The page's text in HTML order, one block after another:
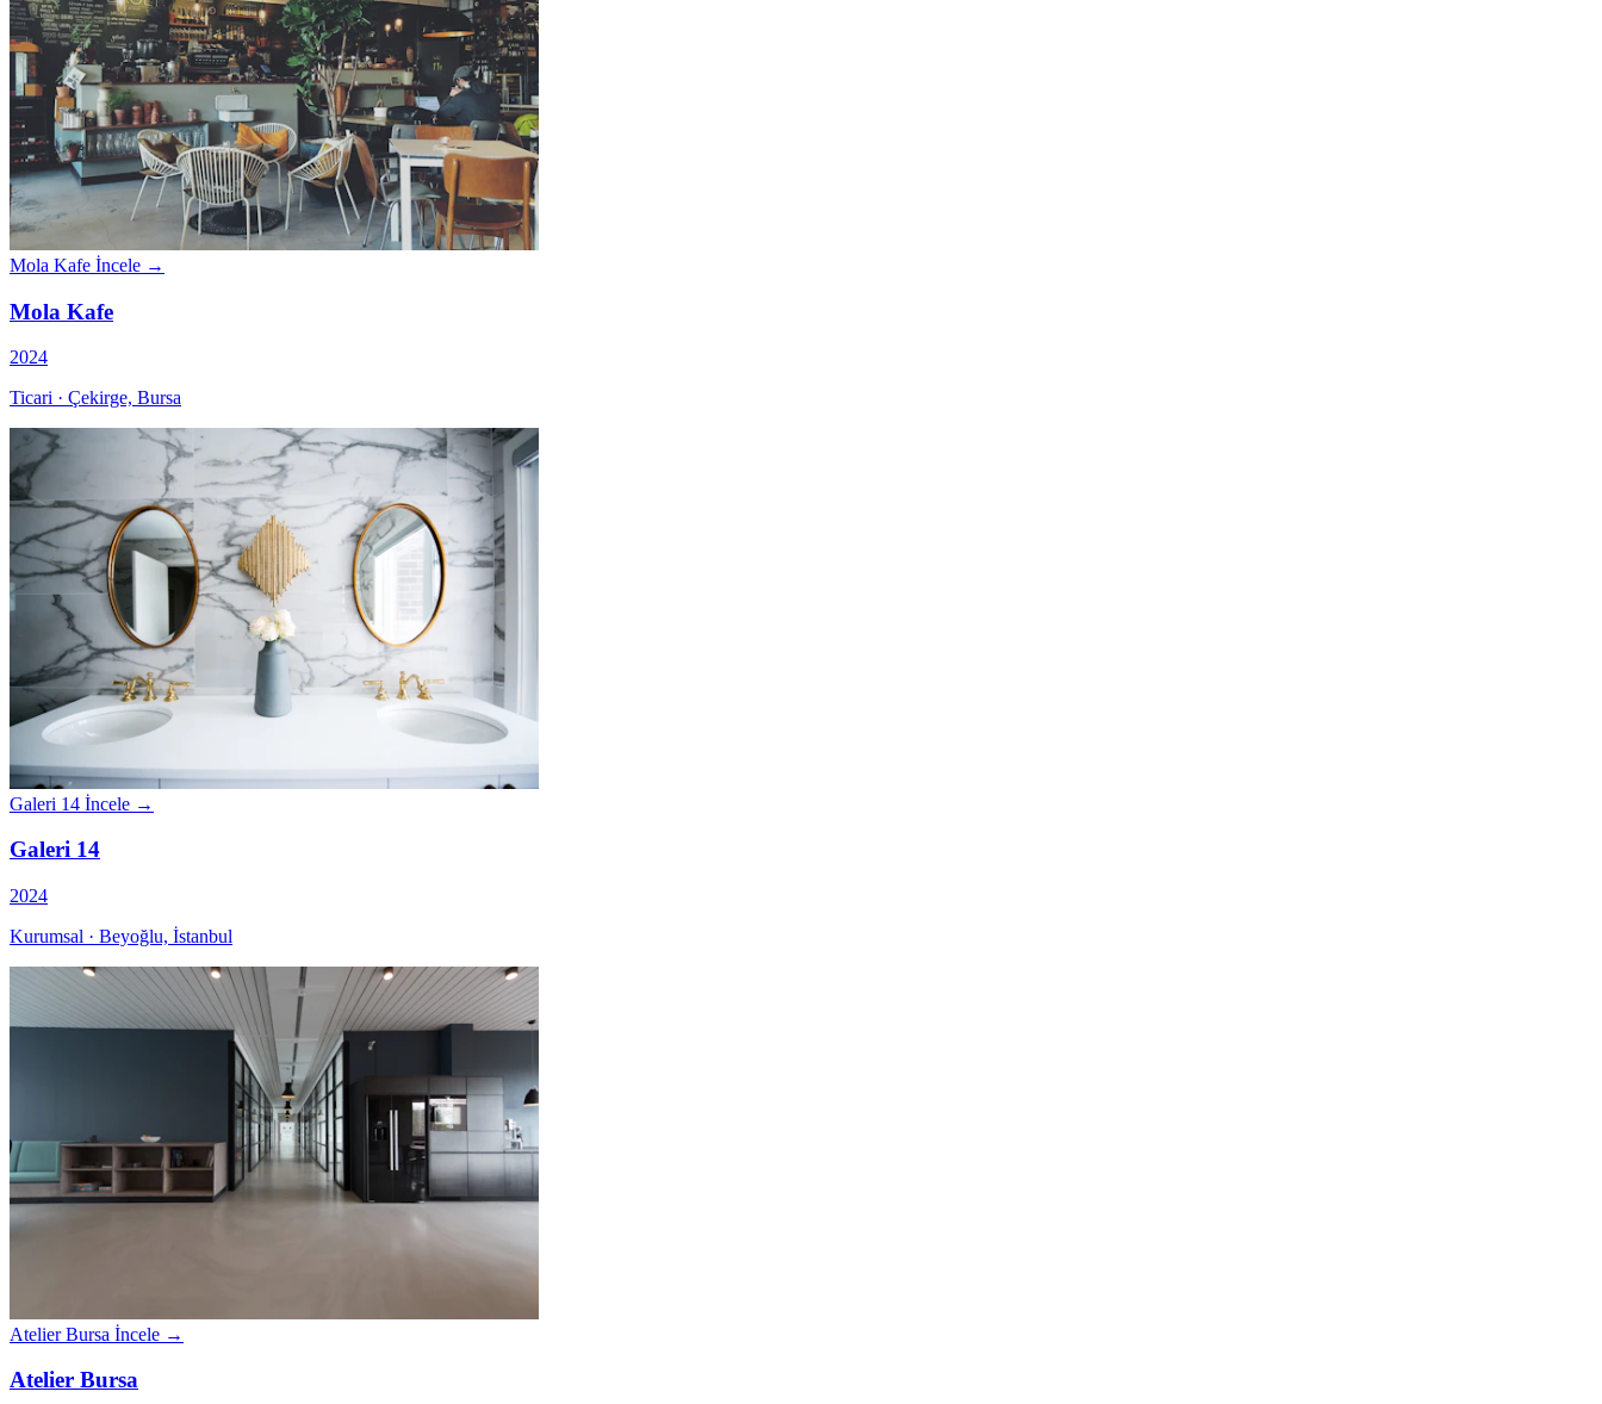
Mola Kafe İncele →
Mola Kafe
2024
Ticari · Çekirge, Bursa
Galeri 14 İncele →
Galeri 14
2024
Kurumsal · Beyoğlu, İstanbul
Atelier Bursa İncele →
Atelier Bursa